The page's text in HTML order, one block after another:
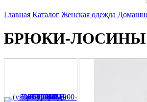
Главная Каталог Женская одежда
БРЮКИ-ЛОСИНЫ